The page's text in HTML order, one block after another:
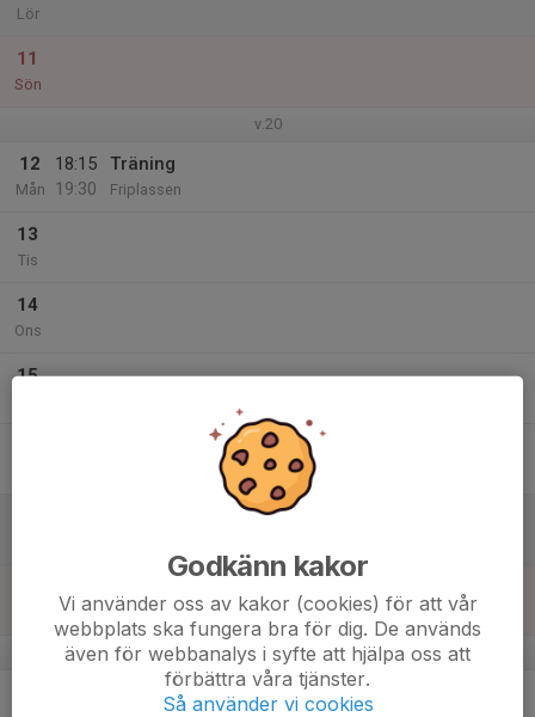
Lör
11
Sön
v.20
12
Mån
18:15
19:30
Träning
Friplassen
13
Tis
14
Ons
15
15:00
Enskede IP
v.21
Träning
Godkänn kakor
Vi använder oss av kakor (cookies) för att vår
webbplats ska fungera bra för dig. De används
även för webbanalys i syfte att hjälpa oss att
förbättra våra tjänster.
Så använder vi cookies